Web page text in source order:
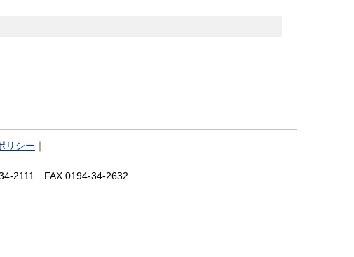
リシー
2111 FAX 0194-34-2632